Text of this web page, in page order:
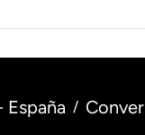
España /